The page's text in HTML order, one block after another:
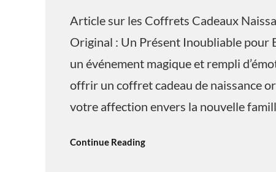
Article sur les Coffrets Cadeaux
Original : Un Présent Inoubliable pour
un événement magique et rempli
offrir un coffret cadeau de naissance
votre affection envers la nouvelle
Continue Reading